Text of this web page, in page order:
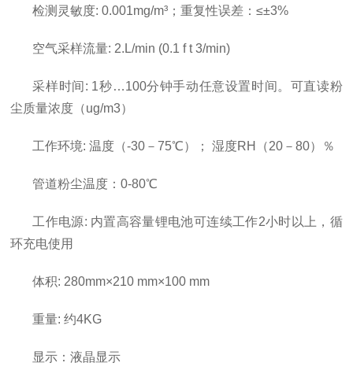
检测灵敏度: 0.001mg/m³；重复性误差：≤±3%
空气采样流量: 2.L/min (0.1 f t 3/min)
采样时间: 1秒…100分钟手动任意设置时间。可直读粉
尘质量浓度（ug/m3）
工作环境: 温度（-30－75℃）； 湿度RH（20－80）％
管道粉尘温度：0-80℃
工作电源: 内置高容量锂电池可连续工作2小时以上，循
环充电使用
体积: 280mm×210 mm×100 mm
重量: 约4KG
显示：液晶显示